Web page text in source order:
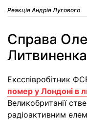
Реакція Андрія Лугового
Справа
Литвиненка
Ексспівробітник
помер у Лондоні в
Великобританії
радіоактивним